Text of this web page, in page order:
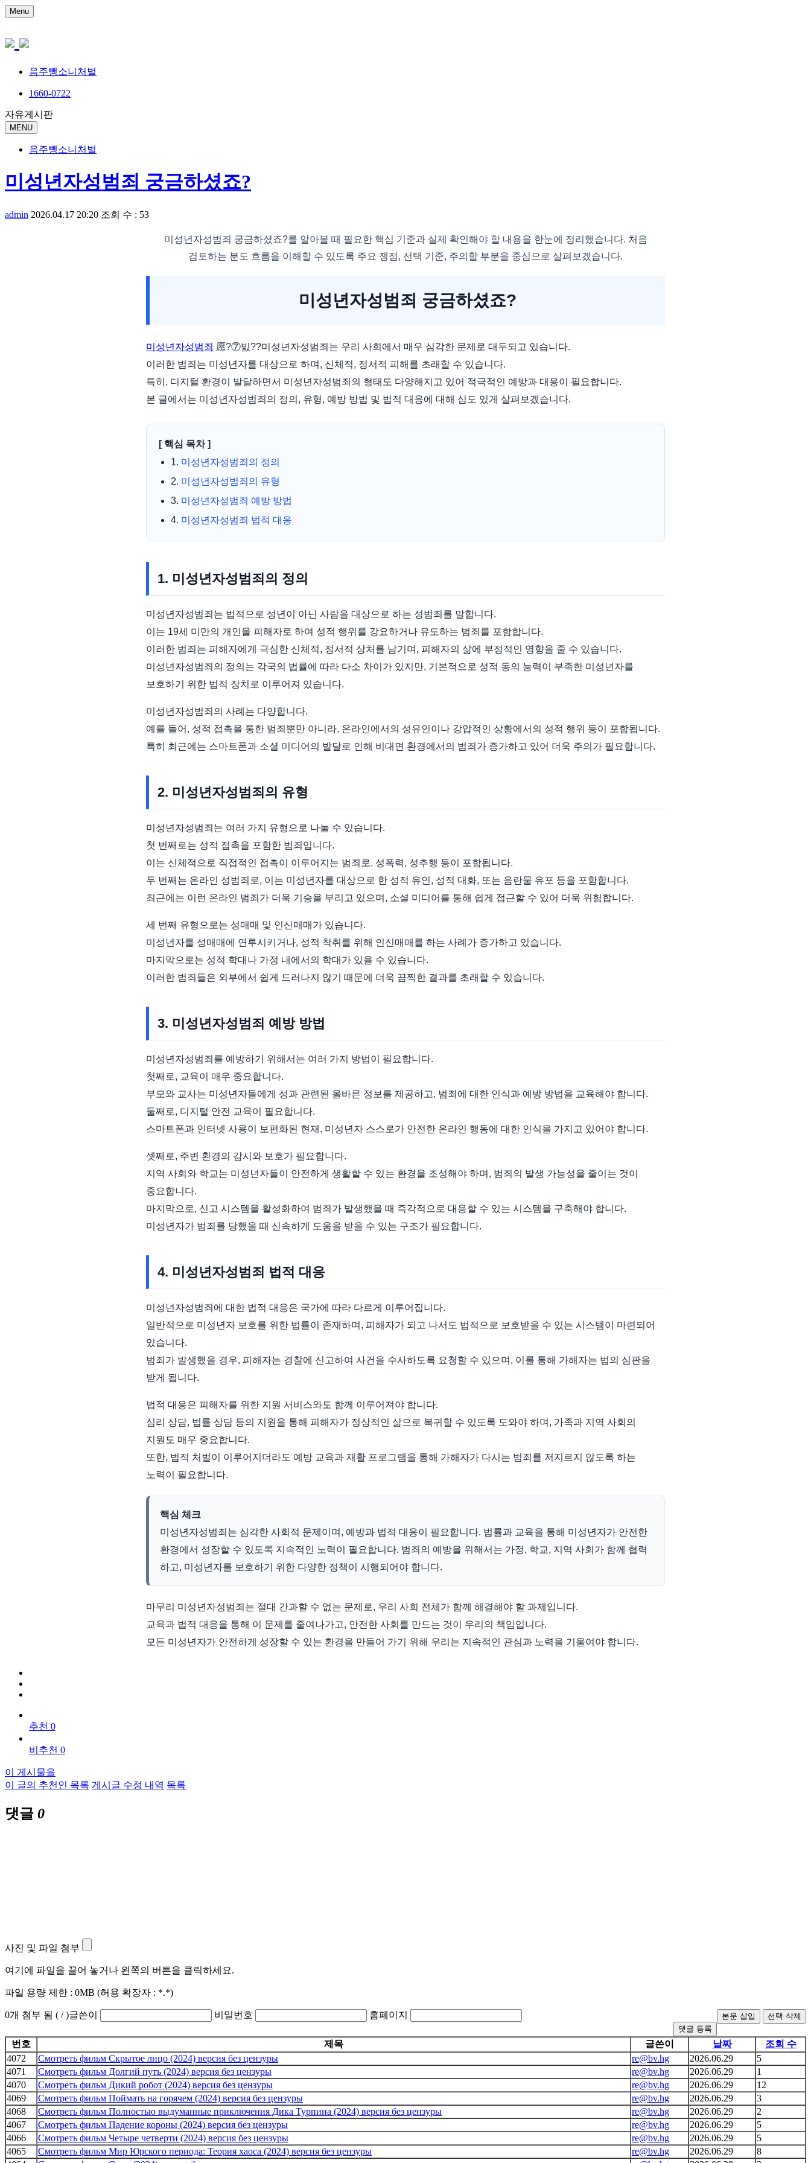
Menu
음주뺑소니처벌
1660-0722
자유게시판
MENU
음주뺑소니처벌
미성년자성범죄 궁금하셨죠?
admin 2026.04.17 20:20 조회 수 : 53
미성년자성범죄 궁금하셨죠?를 알아볼 때 필요한 핵심 기준과 실제 확인해야 할 내용을 한눈에 정리했습니다. 처음
검토하는 분도 흐름을 이해할 수 있도록 주요 쟁점, 선택 기준, 주의할 부분을 중심으로 살펴보겠습니다.
미성년자성범죄 궁금하셨죠?
미성년자성범죄 愿?⑦빐??미성년자성범죄는 우리 사회에서 매우 심각한 문제로 대두되고 있습니다.
이러한 범죄는 미성년자를 대상으로 하며, 신체적, 정서적 피해를 초래할 수 있습니다.
특히, 디지털 환경이 발달하면서 미성년자성범죄의 형태도 다양해지고 있어 적극적인 예방과 대응이 필요합니다.
본 글에서는 미성년자성범죄의 정의, 유형, 예방 방법 및 법적 대응에 대해 심도 있게 살펴보겠습니다.
[ 핵심 목차 ]
1. 미성년자성범죄의 정의
2. 미성년자성범죄의 유형
3. 미성년자성범죄 예방 방법
4. 미성년자성범죄 법적 대응
1. 미성년자성범죄의 정의
미성년자성범죄는 법적으로 성년이 아닌 사람을 대상으로 하는 성범죄를 말합니다.
이는 19세 미만의 개인을 피해자로 하여 성적 행위를 강요하거나 유도하는 범죄를 포함합니다.
이러한 범죄는 피해자에게 극심한 신체적, 정서적 상처를 남기며, 피해자의 삶에 부정적인 영향을 줄 수 있습니다.
미성년자성범죄의 정의는 각국의 법률에 따라 다소 차이가 있지만, 기본적으로 성적 동의 능력이 부족한 미성년자를
보호하기 위한 법적 장치로 이루어져 있습니다.
미성년자성범죄의 사례는 다양합니다.
예를 들어, 성적 접촉을 통한 범죄뿐만 아니라, 온라인에서의 성유인이나 강압적인 상황에서의 성적 행위 등이 포함됩니다.
특히 최근에는 스마트폰과 소셜 미디어의 발달로 인해 비대면 환경에서의 범죄가 증가하고 있어 더욱 주의가 필요합니다.
2. 미성년자성범죄의 유형
미성년자성범죄는 여러 가지 유형으로 나눌 수 있습니다.
첫 번째로는 성적 접촉을 포함한 범죄입니다.
이는 신체적으로 직접적인 접촉이 이루어지는 범죄로, 성폭력, 성추행 등이 포함됩니다.
두 번째는 온라인 성범죄로, 이는 미성년자를 대상으로 한 성적 유인, 성적 대화, 또는 음란물 유포 등을 포함합니다.
최근에는 이런 온라인 범죄가 더욱 기승을 부리고 있으며, 소셜 미디어를 통해 쉽게 접근할 수 있어 더욱 위험합니다.
세 번째 유형으로는 성매매 및 인신매매가 있습니다.
미성년자를 성매매에 연루시키거나, 성적 착취를 위해 인신매매를 하는 사례가 증가하고 있습니다.
마지막으로는 성적 학대나 가정 내에서의 학대가 있을 수 있습니다.
이러한 범죄들은 외부에서 쉽게 드러나지 않기 때문에 더욱 끔찍한 결과를 초래할 수 있습니다.
3. 미성년자성범죄 예방 방법
미성년자성범죄를 예방하기 위해서는 여러 가지 방법이 필요합니다.
첫째로, 교육이 매우 중요합니다.
부모와 교사는 미성년자들에게 성과 관련된 올바른 정보를 제공하고, 범죄에 대한 인식과 예방 방법을 교육해야 합니다.
둘째로, 디지털 안전 교육이 필요합니다.
스마트폰과 인터넷 사용이 보편화된 현재, 미성년자 스스로가 안전한 온라인 행동에 대한 인식을 가지고 있어야 합니다.
셋째로, 주변 환경의 감시와 보호가 필요합니다.
지역 사회와 학교는 미성년자들이 안전하게 생활할 수 있는 환경을 조성해야 하며, 범죄의 발생 가능성을 줄이는 것이
중요합니다.
마지막으로, 신고 시스템을 활성화하여 범죄가 발생했을 때 즉각적으로 대응할 수 있는 시스템을 구축해야 합니다.
미성년자가 범죄를 당했을 때 신속하게 도움을 받을 수 있는 구조가 필요합니다.
4. 미성년자성범죄 법적 대응
미성년자성범죄에 대한 법적 대응은 국가에 따라 다르게 이루어집니다.
일반적으로 미성년자 보호를 위한 법률이 존재하며, 피해자가 되고 나서도 법적으로 보호받을 수 있는 시스템이 마련되어
있습니다.
범죄가 발생했을 경우, 피해자는 경찰에 신고하여 사건을 수사하도록 요청할 수 있으며, 이를 통해 가해자는 법의 심판을
받게 됩니다.
법적 대응은 피해자를 위한 지원 서비스와도 함께 이루어져야 합니다.
심리 상담, 법률 상담 등의 지원을 통해 피해자가 정상적인 삶으로 복귀할 수 있도록 도와야 하며, 가족과 지역 사회의
지원도 매우 중요합니다.
또한, 법적 처벌이 이루어지더라도 예방 교육과 재활 프로그램을 통해 가해자가 다시는 범죄를 저지르지 않도록 하는
노력이 필요합니다.
핵심 체크
미성년자성범죄는 심각한 사회적 문제이며, 예방과 법적 대응이 필요합니다. 법률과 교육을 통해 미성년자가 안전한
환경에서 성장할 수 있도록 지속적인 노력이 필요합니다. 범죄의 예방을 위해서는 가정, 학교, 지역 사회가 함께 협력
하고, 미성년자를 보호하기 위한 다양한 정책이 시행되어야 합니다.
마무리 미성년자성범죄는 절대 간과할 수 없는 문제로, 우리 사회 전체가 함께 해결해야 할 과제입니다.
교육과 법적 대응을 통해 이 문제를 줄여나가고, 안전한 사회를 만드는 것이 우리의 책임입니다.
모든 미성년자가 안전하게 성장할 수 있는 환경을 만들어 가기 위해 우리는 지속적인 관심과 노력을 기울여야 합니다.
추천 0
비추천 0
이 게시물을
이 글의 추천인 목록 게시글 수정 내역 목록
댓글 0
사진 및 파일 첨부
여기에 파일을 끌어 놓거나 왼쪽의 버튼을 클릭하세요.
파일 용량 제한 : 0MB (허용 확장자 : *.*)
0개 첨부 됨 ( /)글쓴이 비밀번호 홈페이지
댓글 등록
번호 제목 글쓴이 날짜
조회 수
4072
Смотреть фильм Скрытое лицо (2024) версия без цензуры re@bv.hg 2026.06.29
5
4071
Смотреть фильм Долгий путь (2024) версия без цензуры re@bv.hg 2026.06.29
1
4070
Смотреть фильм Дикий робот (2024) версия без цензуры re@bv.hg 2026.06.29
12
4069
Смотреть фильм Поймать на горячем (2024) версия без цензуры re@bv.hg 2026.06.29
3
4068
Смотреть фильм Полностью выдуманные приключения Дика Турпина (2024) версия без цензуры re@bv.hg 2026.06.29
2
4067
Смотреть фильм Падение короны (2024) версия без цензуры re@bv.hg 2026.06.29
5
4066
Смотреть фильм Четыре четверти (2024) версия без цензуры re@bv.hg 2026.06.29
5
4065
Смотреть фильм Мир Юрского периода: Теория хаоса (2024) версия без цензуры re@bv.hg 2026.06.29
8